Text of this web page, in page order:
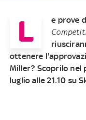
L e prove
ottenere
Miller? Scoprilo nel
luglio alle 21.10 su